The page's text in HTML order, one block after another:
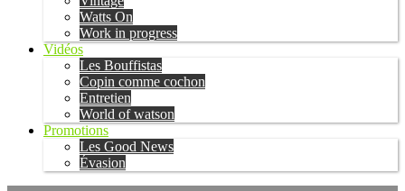
Watts On
Work in progress
Vidéos
Les Bouffistas
Copin comme cochon
Entretien
World of watson
Promotions
Les Good News
Évasion